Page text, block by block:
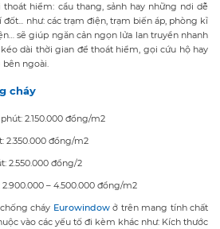
hiểm: cầu thang, sảnh hay những nơi dễ
như: các trạm điện, trạm biến áp, phòng kĩ
sẽ giúp ngăn cản ngọn lửa lan truyền nhanh
dài thời gian để thoát hiểm, gọi cứu hộ hay
bên ngoài.
cháy
2.150.000 đồng/m2
2.350.000 đồng/m2
2.550.000 đồng/2
– 4.500.000 đồng/m2
cháy Eurowindowở trên mang tính chất
vào các yếu tố đi kèm khác như: Kích thước